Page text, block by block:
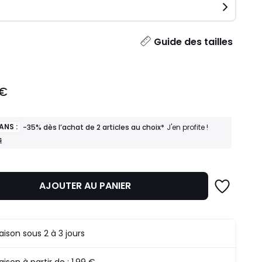
Guide des tailles
: -35% dès l’achat de 2 articles au choix* J'en profite !
AJOUTER AU PANIER
sous 2 à 3 jours